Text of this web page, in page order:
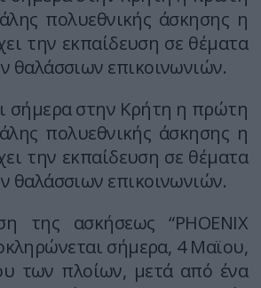
πολυεθνικής άσκησης η
την εκπαίδευση σε θέματα
θαλάσσιων επικοινωνιών.
σήμερα στην Κρήτη η πρώτη
πολυεθνικής άσκησης η
την εκπαίδευση σε θέματα
θαλάσσιων επικοινωνιών.
της ασκήσεως “PHOENIX
σήμερα, 4 Μαϊου,
των πλοίων, μετά από ένα